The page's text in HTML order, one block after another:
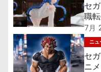
セ
職
す
ア
7月
ニュ
セ
ニ